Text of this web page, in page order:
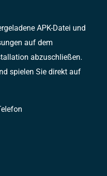
APK-Datei und
auf dem
abzuschließen.
spielen Sie direkt auf